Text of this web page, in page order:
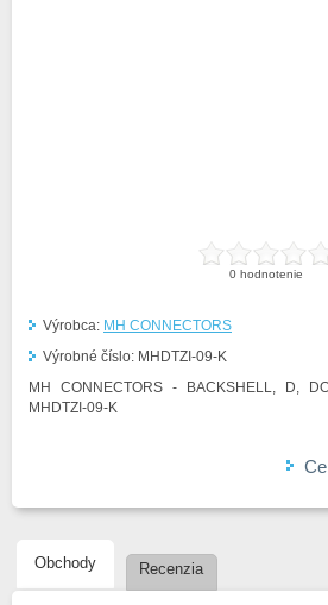
0 hodnotenie
Výrobca: MH CONNECTORS
Výrobné číslo: MHDTZI-09-K
MH CONNECTORS - BACKSHELL, D,
MHDTZI-09-K
Obchody Recenzia